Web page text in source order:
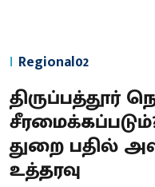
Regional02
திருப்பத்தூர்
துறை பதில்
உத்தரவு